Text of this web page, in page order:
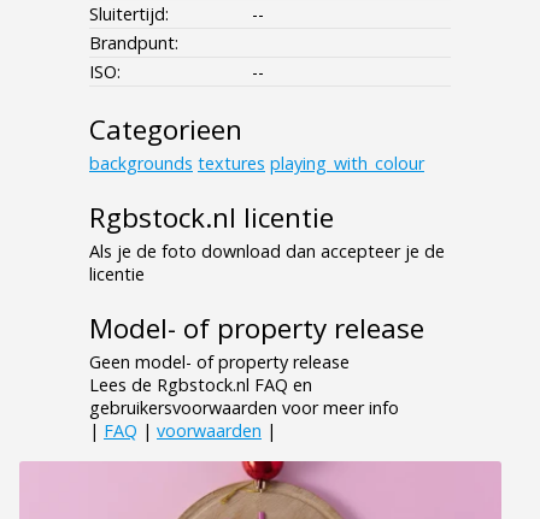
Sluitertijd:
--
Brandpunt:
ISO:
--
Categorieen
backgrounds textures playing_with_colour
Rgbstock.nl licentie
Als je de foto download dan accepteer je de
licentie
Model- of property release
Geen model- of property release
Lees de Rgbstock.nl FAQ en
gebruikersvoorwaarden voor meer info
| FAQ | voorwaarden |